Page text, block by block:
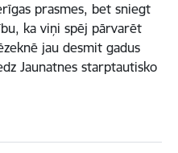
prasmes, bet sniegt
ka viņi spēj pārvarēt
jau desmit gadus
Jaunatnes starptautisko